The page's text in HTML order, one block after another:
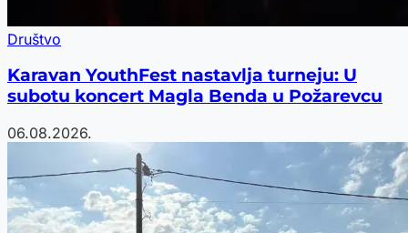
Društvo
Karavan YouthFest nastavlja turneju: U
subotu koncert Magla Benda u Požarevcu
06.08.2026.